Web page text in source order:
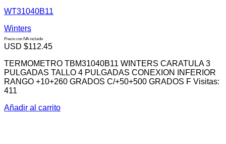
WT31040B11
Winters
Precio con IVA incluido
USD $112.45
TERMOMETRO TBM31040B11 WINTERS CARATULA 3
PULGADAS TALLO 4 PULGADAS CONEXION INFERIOR
RANGO +10+260 GRADOS C/+50+500 GRADOS F Visitas:
411
Añadir al carrito